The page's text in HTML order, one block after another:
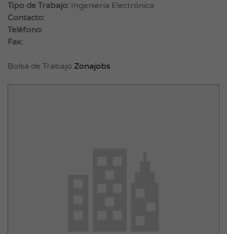
Tipo de Trabajo: Ingeniería Electrónica
Contacto:
Teléfono:
Fax:
Bolsa de Trabajo Zonajobs